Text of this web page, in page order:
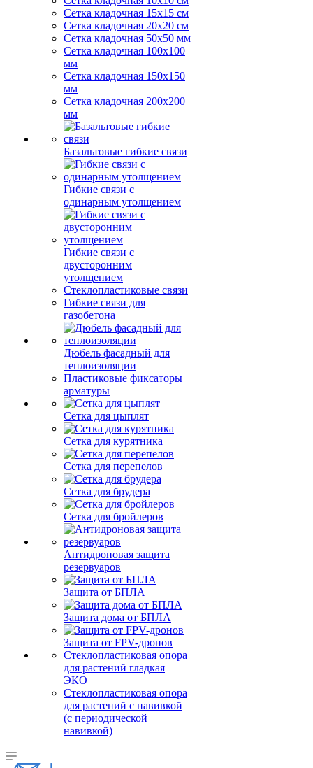
Сетка кладочная 15x15 см
Сетка кладочная 20x20 см
Сетка кладочная 50x50 мм
Сетка кладочная 100x100
мм
Сетка кладочная 150x150
мм
Сетка кладочная 200x200
мм
Базальтовые гибкие связи
Гибкие связи с
одинарным утолщением
Гибкие связи с
двусторонним
утолщением
Стеклопластиковые связи
Гибкие связи для
газобетона
Дюбель фасадный для
теплоизоляции
Пластиковые фиксаторы
арматуры
Сетка для цыплят
Сетка для курятника
Сетка для перепелов
Сетка для брудера
Сетка для бройлеров
Антидроновая защита
резервуаров
Защита от БПЛА
Защита дома от БПЛА
Защита от FPV-дронов
Стеклопластиковая опора
для растений гладкая
ЭКО
Стеклопластиковая опора
для растений с навивкой
(с периодической
навивкой)